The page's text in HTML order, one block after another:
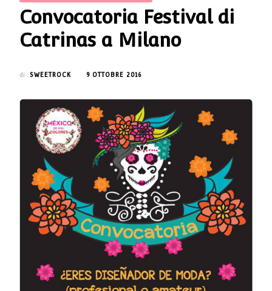
Convocatoria Festival di
Catrinas a Milano
di SWEETROCK 9 OTTOBRE 2016